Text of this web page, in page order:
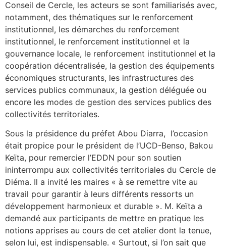
Conseil de Cercle, les acteurs se sont familiarisés avec,
notamment, des thématiques sur le renforcement
institutionnel, les démarches du renforcement
institutionnel, le renforcement institutionnel et la
gouvernance locale, le renforcement institutionnel et la
coopération décentralisée, la gestion des équipements
économiques structurants, les infrastructures des
services publics communaux, la gestion déléguée ou
encore les modes de gestion des services publics des
collectivités territoriales.
Sous la présidence du préfet Abou Diarra, l’occasion
était propice pour le président de l’UCD-Benso, Bakou
Keïta, pour remercier l’EDDN pour son soutien
ininterrompu aux collectivités territoriales du Cercle de
Diéma. Il a invité les maires « à se remettre vite au
travail pour garantir à leurs différents ressorts un
développement harmonieux et durable ». M. Keïta a
demandé aux participants de mettre en pratique les
notions apprises au cours de cet atelier dont la tenue,
selon lui, est indispensable. « Surtout, si l’on sait que